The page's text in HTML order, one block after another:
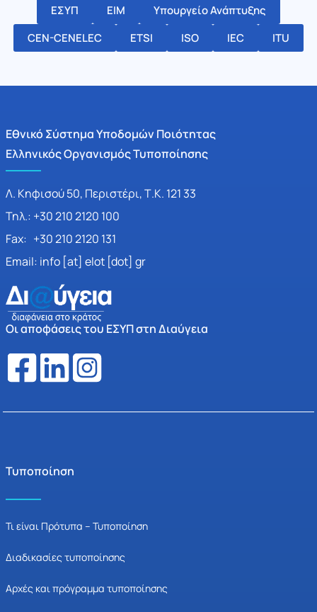
ΕΣΥΠ ΕΙΜ
Υπουργείο Ανάπτυξης
CEN-CENELEC
ETSI ISO IEC ITU
Εθνικό Σύστημα Υποδομών Ποιότητας
Ελληνικός Οργανισμός Τυποποίησης
Λ. Κηφισού 50, Περιστέρι, Τ.Κ. 121 33
Τηλ.: +30 210 2120 100
Fax: +30 210 2120 131
Email: info [at] elot [dot] gr
Οι αποφάσεις του ΕΣΥΠ στη Διαύγεια
Τυποποίηση
Τι είναι Πρότυπα – Τυποποίηση
Διαδικασίες τυποποίησης
Αρχές και πρόγραμμα τυποποίησης